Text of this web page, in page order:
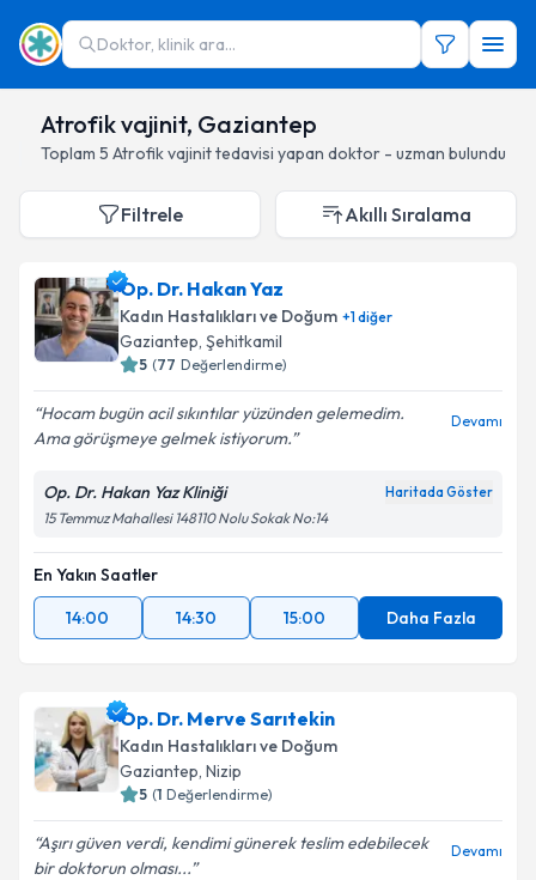
Doktor, klinik ara...
Atrofik vajinit, Gaziantep
Toplam 5 Atrofik vajinittedavisi yapan doktor - uzman bulundu
Filtrele Akıllı Sıralama
Op. Dr. Hakan Yaz
Kadın Hastalıkları ve Doğum +1diğer
Gaziantep, Şehitkamil
5 (77 Değerlendirme)
Hocam bugün acil sıkıntılar yüzünden gelemedim.
Ama görüşmeye gelmek istiyorum.
Devamı
Op. Dr. Hakan Yaz Kliniği Haritada Göster
15 Temmuz Mahallesi 148110 Nolu Sokak No:14
En Yakın Saatler
14:00
14:30 15:00 Daha Fazla
Op. Dr. Merve Sarıtekin
Kadın Hastalıkları ve Doğum
Gaziantep, Nizip
5 (1 Değerlendirme)
Aşırı güven verdi, kendimi günerek teslim edebilecek
bir doktorun olması...
Devamı